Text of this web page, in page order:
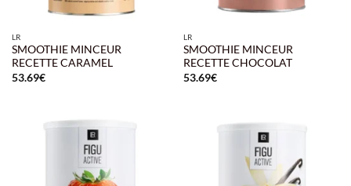
LR
SMOOTHIE MINCEUR
RECETTE CARAMEL
53.69€
LR
SMOOTHIE MINCEUR
RECETTE CHOCOLAT
53.69€